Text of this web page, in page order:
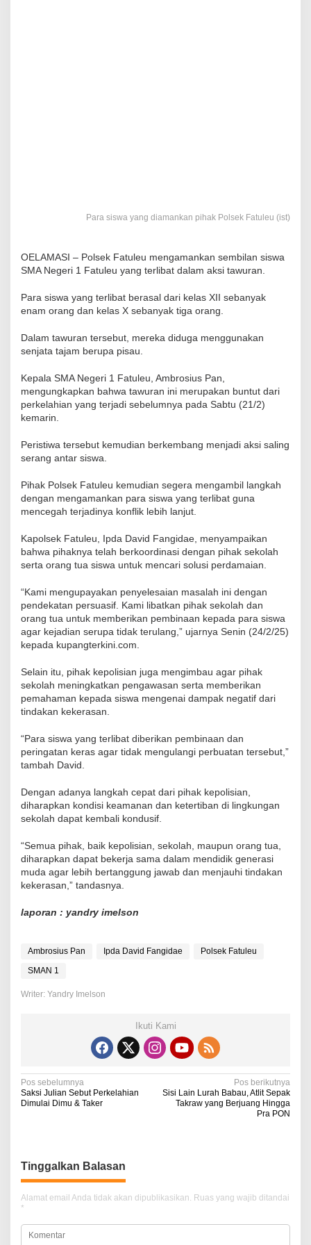
Para siswa yang diamankan pihak Polsek Fatuleu (ist)
OELAMASI – Polsek Fatuleu mengamankan sembilan siswa
SMA Negeri 1 Fatuleu yang terlibat dalam aksi tawuran.
Para siswa yang terlibat berasal dari kelas XII sebanyak
enam orang dan kelas X sebanyak tiga orang.
Dalam tawuran tersebut, mereka diduga menggunakan
senjata tajam berupa pisau.
Kepala SMA Negeri 1 Fatuleu, Ambrosius Pan,
mengungkapkan bahwa tawuran ini merupakan buntut dari
perkelahian yang terjadi sebelumnya pada Sabtu (21/2)
kemarin.
Peristiwa tersebut kemudian berkembang menjadi aksi saling
serang antar siswa.
Pihak Polsek Fatuleu kemudian segera mengambil langkah
dengan mengamankan para siswa yang terlibat guna
mencegah terjadinya konflik lebih lanjut.
Kapolsek Fatuleu, Ipda David Fangidae, menyampaikan
bahwa pihaknya telah berkoordinasi dengan pihak sekolah
serta orang tua siswa untuk mencari solusi perdamaian.
“Kami mengupayakan penyelesaian masalah ini dengan
pendekatan persuasif. Kami libatkan pihak sekolah dan
orang tua untuk memberikan pembinaan kepada para siswa
agar kejadian serupa tidak terulang,” ujarnya Senin (24/2/25)
kepada kupangterkini.com.
Selain itu, pihak kepolisian juga mengimbau agar pihak
sekolah meningkatkan pengawasan serta memberikan
pemahaman kepada siswa mengenai dampak negatif dari
tindakan kekerasan.
“Para siswa yang terlibat diberikan pembinaan dan
peringatan keras agar tidak mengulangi perbuatan tersebut,”
tambah David.
Dengan adanya langkah cepat dari pihak kepolisian,
diharapkan kondisi keamanan dan ketertiban di lingkungan
sekolah dapat kembali kondusif.
“Semua pihak, baik kepolisian, sekolah, maupun orang tua,
diharapkan dapat bekerja sama dalam mendidik generasi
muda agar lebih bertanggung jawab dan menjauhi tindakan
kekerasan,” tandasnya.
laporan : yandry imelson
Ambrosius Pan Ipda David Fangidae
Polsek Fatuleu
SMAN 1
Writer: Yandry Imelson
Ikuti Kami
N
a
g
a
s
i
Pos sebelumnya
Saksi Julian Sebut Perkelahian
Dimulai Dimu & Taker
Pos berikutnya
Sisi Lain Lurah Babau, Atlit Sepak
Takraw yang Berjuang Hingga
Pra PON
Tinggalkan Balasan
Alamat email Anda tidak akan dipublikasikan. Ruas yang wajib ditandai
*